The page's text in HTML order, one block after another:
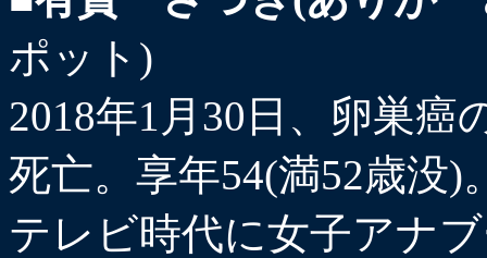
ポット)
2018年1月30日、卵巣
死亡。享年54(満52歳没
テレビ時代に女子アナ